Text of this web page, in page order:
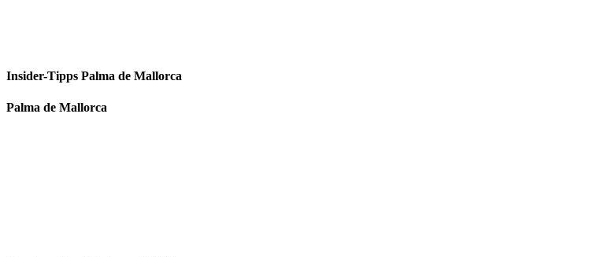
Insider-Tipps Palma de Mallorca
Palma de Mallorca